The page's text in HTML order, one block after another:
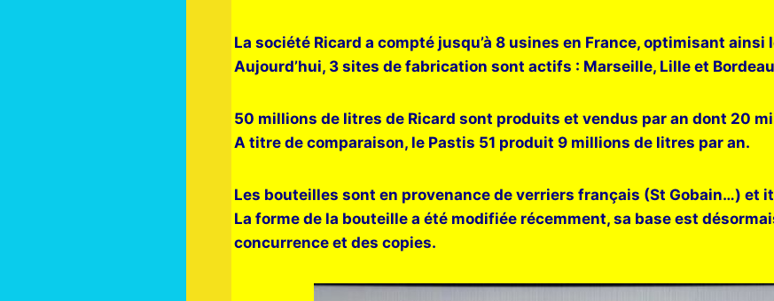
La société Ricard a compté jusqu’à 8 usines en France, optimisant
Aujourd’hui, 3 sites de fabrication sont actifs : Marseille, Lille et
50 millions de litres de Ricard sont produits et vendus par an dont 20
A titre de comparaison, le Pastis 51 produit 9 millions de litres par an.
Les bouteilles sont en provenance de verriers français (St Gobain…) et
La forme de la bouteille a été modifiée récemment, sa base est
concurrence et des copies.